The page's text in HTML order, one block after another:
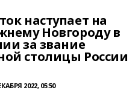
наступает на
Новгороду в
за звание
столицы России
2022, 05:50